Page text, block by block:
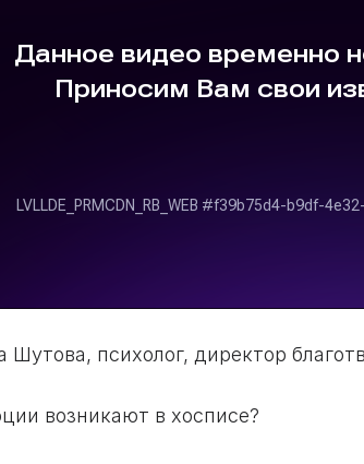
Шутова, психолог, директор
возникают в хосписе?